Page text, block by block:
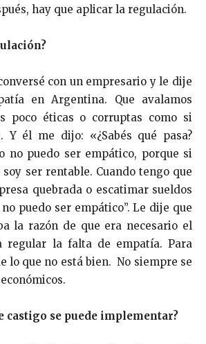
hay que aplicar la regulación.
con un empresario y le dije
en Argentina. Que avalamos
poco éticas o corruptas como si
Y él me dijo: «¿Sabés qué pasa?
no puedo ser empático, porque si
ser rentable. Cuando tengo que
quebrada o escatimar sueldos
puedo ser empático”. Le dije que
la razón de que era necesario el
regular la falta de empatía. Para
lo que no está bien. No siempre se
castigo se puede implementar?